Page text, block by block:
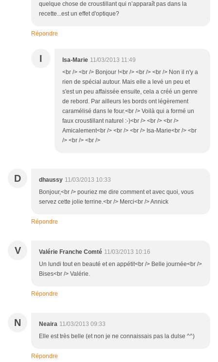
quelque chose de croustillant qui n’apparaît pas dans la
recette...est un effet d'optique?
Répondre
I Isa-Marie 11/03/2013 11:49
<br /> <br /> Bonjour !<br /> <br /> <br /> Non il n'y a
rien de spécial autour. Mais elle a levé un peu et
s'est un peu affaissée ensuite, cela a créé un genre
de rebord. Par ailleurs les bords ont légèrement
caramélisé dans le four.<br /> Voilà qui a formé un
faux croustillant naturel :-)<br /> <br /> <br />
Amicalement<br /> <br /> <br /> Isa-Marie<br /> <br
/> <br /> <br />
D dhaussy 11/03/2013 10:33
Bonjour,<br /> pouriez me dire comment et avec quoi, vous
servez cette jolie terrine.<br /> Merci<br /> Annick
Répondre
V Valérie Franche Comté 11/03/2013 10:16
Un lundi tout en beauté et en appétit<br /> Belle journée<br />
Bises<br /> Valérie.
Répondre
N Neaira 11/03/2013 09:33
Elle est très belle (et non je ne connaissais pas la dulse ^^)
Répondre